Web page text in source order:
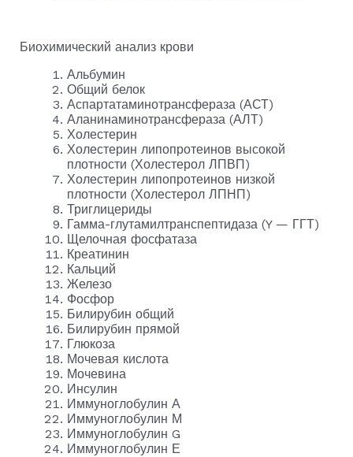
Биохимический анализ крови
Альбумин
Общий белок
Аспартатаминотрансфераза (АСТ)
Аланинаминотрансфераза (АЛТ)
Холестерин
Холестерин липопротеинов высокой
плотности (Холестерол ЛПВП)
Холестерин липопротеинов низкой
плотности (Холестерол ЛПНП)
Триглицериды
Гамма-глутамилтранспептидаза (Y — ГГТ)
Щелочная фосфатаза
Креатинин
Кальций
Железо
Фосфор
Билирубин общий
Билирубин прямой
Глюкоза
Мочевая кислота
Мочевина
Инсулин
Иммуноглобулин А
Иммуноглобулин М
Иммуноглобулин G
Иммуноглобулин Е